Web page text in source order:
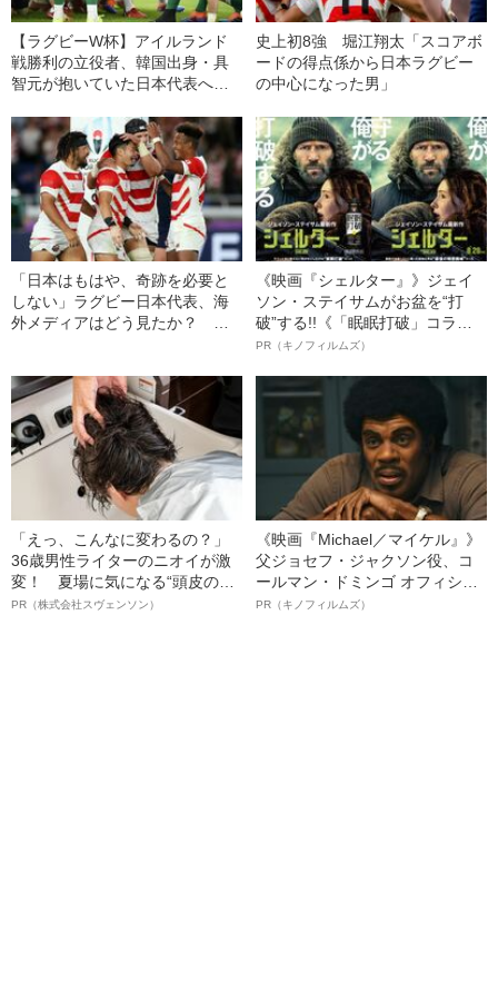
【ラグビーW杯】アイルランド
戦勝利の立役者、韓国出身・具
智元が抱いていた日本代表への
史上初8強 堀江翔太「スコアボ
ードの得点係から日本ラグビー
の中心になった男」
「日本はもはや、奇跡を必要と
しない」ラグビー日本代表、海
外メディアはどう見たか？ そ
《映画『シェルター』》ジェイ
ソン・ステイサムがお盆を“打
破”する!!《「眠眠打破」コラ
ボ》
PR（キノフィルムズ）
「えっ、こんなに変わるの？」
36歳男性ライターのニオイが激
変！ 夏場に気になる“頭皮のニ
オイ”や“ベタつき”を解消す
PR（株式会社スヴェンソン）
《映画『Michael／マイケル』》
父ジョセフ・ジャクソン役、コ
ールマン・ドミンゴ オフィシャ
ルインタビュー“観客を魅了した
PR（キノフィルムズ）